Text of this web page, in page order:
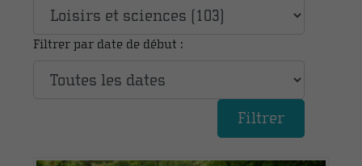
Filtrer par date de début :
Filtrer